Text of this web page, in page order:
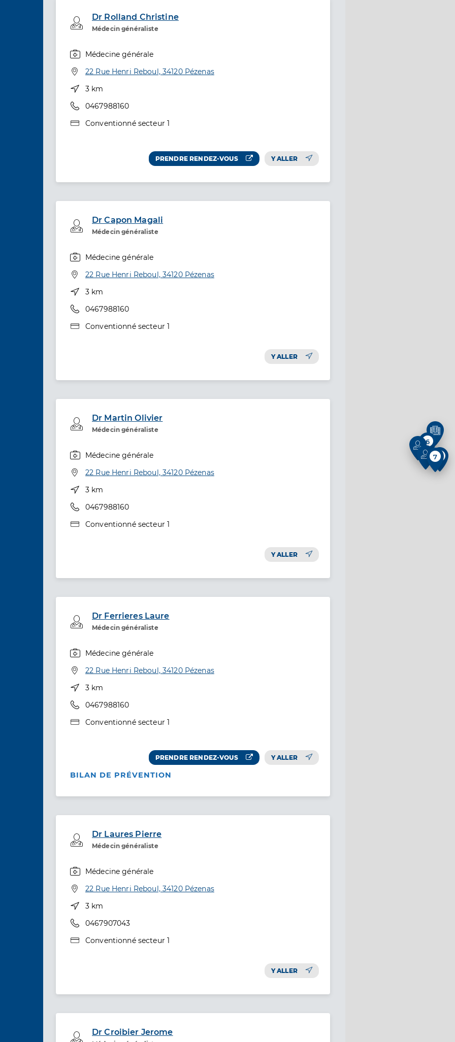
Dr Rolland Christine
Médecin généraliste
Professionel de santé
Médecine générale
Adresse
22 Rue Henri Reboul, 34120 Pézenas
Distance
3 km
Téléphone
0467988160
Type de convention
Conventionné secteur 1
PRENDRE RENDEZ-VOUS Y ALLER
Dr Capon Magali
Médecin généraliste
Professionel de santé
Médecine générale
Adresse
22 Rue Henri Reboul, 34120 Pézenas
Distance
3 km
Téléphone
0467988160
Type de convention
Conventionné secteur 1
Y ALLER
Dr Martin Olivier
Médecin généraliste
Professionel de santé
Médecine générale
Adresse
22 Rue Henri Reboul, 34120 Pézenas
Distance
3 km
Téléphone
0467988160
Type de convention
Conventionné secteur 1
Y ALLER
Dr Ferrieres Laure
Médecin généraliste
Professionel de santé
Médecine générale
Adresse
22 Rue Henri Reboul, 34120 Pézenas
Distance
3 km
Téléphone
0467988160
Type de convention
Conventionné secteur 1
PRENDRE RENDEZ-VOUS Y ALLER
BILAN DE PRÉVENTION
Dr Laures Pierre
Médecin généraliste
Professionel de santé
Médecine générale
Adresse
22 Rue Henri Reboul, 34120 Pézenas
Distance
3 km
Téléphone
0467907043
Type de convention
Conventionné secteur 1
Y ALLER
Dr Croibier Jerome
Professionel de santé
6
6
7